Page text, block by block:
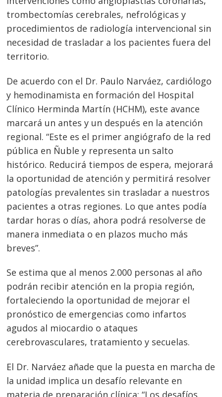
trombectomías cerebrales, nefrológicas y
procedimientos de radiología intervencional sin
necesidad de trasladar a los pacientes fuera del
territorio.
De acuerdo con el Dr. Paulo Narváez, cardiólogo
y hemodinamista en formación del Hospital
Clínico Herminda Martín (HCHM), este avance
marcará un antes y un después en la atención
regional. “Este es el primer angiógrafo de la red
pública en Ñuble y representa un salto
histórico. Reducirá tiempos de espera, mejorará
la oportunidad de atención y permitirá resolver
patologías prevalentes sin trasladar a nuestros
pacientes a otras regiones. Lo que antes podía
tardar horas o días, ahora podrá resolverse de
manera inmediata o en plazos mucho más
breves”.
Se estima que al menos 2.000 personas al año
podrán recibir atención en la propia región,
fortaleciendo la oportunidad de mejorar el
pronóstico de emergencias como infartos
agudos al miocardio o ataques
cerebrovasculares, tratamiento y secuelas.
El Dr. Narváez añade que la puesta en marcha de
la unidad implica un desafío relevante en
materia de preparación clínica: “Los desafíos